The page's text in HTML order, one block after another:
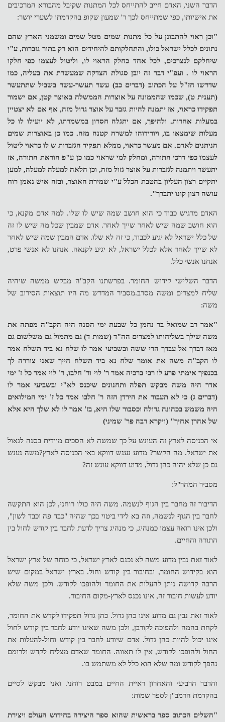
הדבר השני, האדם חייב להתייחס לכל המתנות שקיבל מהבורא המרכיבים
את אישיותו, כפי שמתייחס לכך ר' שמעון שקופ בהקדמתו לשערי יושר:
"וכן ראוי להתבונן על כל מתנות שמים מטל שמים ומשמני הארץ שהם
נתונים לכלל ישראל כולו, והתחלקותם להיחידים הוא רק בתור גזברות, ע"י
שיחלקם לנצרכים, לכל אחד כחלק הראוי לו, וליטול לעצמו כפי חלקו
הראוי לו .ועפ"י דבר זה יובן סגולת הצדקה שמעשרת את בעליה, כמו
שדרשו חז"ל על הכתוב (דברים כב) עשר תעשר-עשר בשביל שתתעשר
(תענית ט), שכמו שהממונה על אוצרות הממשלה באוצר קטן, אם ישמור
תפקידו כראוי, אז יתמנה להיות גזבר על אוצר גדול מזה, אף אם לא יצטיין
במעלות אחרות. ולהיפך, אם יתגלה חסרון במשמרתו, לא יועילו לו כל
מעלות שימצאו בו, ויורידוהו למשרה קטנה מזה. כמו כן באוצרות שמים
הניתנים לאדם. אם מעשר כראוי, ממלא תפקיד הגזברות ש לו כראוי ליטול
לעצמו כפי דרכי התורה, ומחלק למי שראוי כמו כן ע"פ הוראת התורה, אז
יתעשר ויתמנה לגזברות על אוצר גזול מזה, וכן הלאה למעלה למעלה, למען
יתקיים רצון העליון בהטבת הכלל ע"י שמירת האוצר, ובזה איש נאמן רוח
עושה רצון קונו יתברך".
האדם מרגיש כבוד כי הוא חושב שמה שיש לו שלו. למה אדם מקנא, כי
הוא חושב שמה שיש לאחר שייך לאחר. אדם שמבין שכל מה שיש לו זה
של כלל ישראל לא יגיע לכבוד, כי זה לא שלו. אדם המבין שמה שיש לאחר
לא שייך לאחר אלא לכלל ישראל, לא יגיע לקנאה. אנחנו לא אנשי פרט,
אנחנו אנשי כלל.
הדבר השלישי קידוש החומר. בפרשתנו הקב"ה מבקש ממשה שיהיה
שליח למצרים ומשה מסרב.מסביר המדרש מה היו תוצאות הסירוב של
משה:
"אמר רב שמואל בר נחמן כל שבעת ימי הסנה היה הקב"ה מפתה את
משה שילך בשליחותו למצרים הה"ד (שמות ד) גם מתמול גם משלשום גם
מאז דברך אל עבדך הרי ששה ובשביעי אמר לו שלח נא ביד תשלח אמר
לו הקב"ה משה את אומר שלח נא ביד תשלח חייך שאני צוררה לך
בכנפיך אימתי פרע לו רבי ברכיה אמר ר' לוי ור' חלבו, ר' לוי אמר כל ז' ימי
אדר היה משה מבקש תפלה ותחנונים שיכנס לא"י ובשביעי אמר לו
(דברים ג) כי לא תעבור את הירדן הזה ר' חלבו אמר כל ז' ימי המילואים
היה משמש בכהונה גדולה וכסבור שלו היא, בז' אמר לו לא שלך היא אלא
של אהרן אחיך" (ויקרא רבה פר' שמיני)
אי הכניסה לארץ זה העונש על כך שמשה לא הסכים מיידית בסנה לגאול
את ישראל. מה הקשר? מדוע נענש דווקא באי הכניסה לארץ?משה נענש
גם כן שלא יהיה כהן גדול, מדוע דווקא עונש זה?
מסביר המהר"ל:
הדיבור זה מחבר בין הגוף לנשמה. משה היה כולו רוחני, לכן הוא התקשה
לחבר בין הגוף לנשמה, וזה בא לידי ביטוי בכך שהיה "כבד פה וכבד לשון",
ולכן אינו רואה עצמו כמנהיג, כי מנהיג צריך לדעת לחבר בין קודש לחול בין
התורה והחיים.
לאור זאת נבין מדוע משה לא נכנס לארץ ישראל, כי כוחה של ארץ ישראל
הוא בקידוש החומר, ובחיבור בין קודש וחול. בארץ ישראל במקום שיש
הרבה קדושה ניתן להעלות את החומר ולהופכו לקודש. ולכן משה שלא
יודע לעשות חיבור זה, אינו נכנס לארץ-מקום החיבור.
לאור זאת נבין גם מדוע אינו כהן גדול. כהן גדול תפקידו לקדש את החומר,
לקחת בהמה ולהפוכה לקורבן, ולכן משה שאינו יודע לחבר בין קודש לחול
אינו יכול להיות כהן גדול. אדם שיודע לחבר בין קודש וחול-להעלות את
החול ולהופכו לקודש, אין לו תאווה. החומר שאדם מצליח לקדש ולרומם
נהפך לקודש ומה שלא הוא כלל לא משתמש בו.
והדבר הרביעי והאחרון ראיית החיים במבט רוחני. ואני מבקש לסיים
בהקדמת הרמב"ן לספר שמות:
"השלים הכתוב ספר בראשית שהוא ספר היצירה בחידוש העולם ויצירת